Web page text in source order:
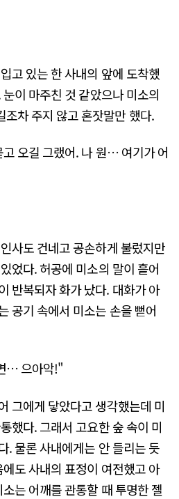
고 있는 한 사내의 앞에 도착했
이 마주친 것 같았으나 미소의
조차 주지 않고 혼잣말만 했다.
오길 그랬어. 나 원… 여기가 어
사도 건네고 공손하게 불렀지만
었다. 허공에 미소의 말이 흩어
반복되자 화가 났다. 대화가 아
공기 속에서 미소는 손을 뻗어
… 으아악!"
그에게 닿았다고 생각했는데 미
했다. 그래서 고요한 숲 속이 미
. 물론 사내에게는 안 들리는 듯
도 사내의 표정이 여전했고 아
는 어깨를 관통할 때 투명한 젤